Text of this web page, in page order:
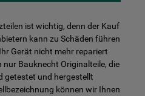
ist wichtig, denn der Kauf
kann zu Schäden führen
Gerät nicht mehr repariert
Bauknecht Originalteile, die
getestet und hergestellt
können wir Ihnen